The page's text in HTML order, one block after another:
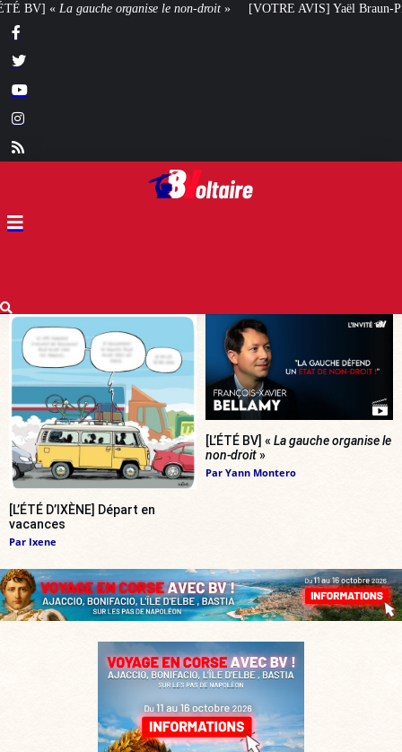
droit» [VOTRE AVIS] Yaël Braun-Pivet doit-elle renoncer à son projet
[L’ÉTÉ D’IXÈNE] Départ en
vacances
Par Ixene
[L’ÉTÉ BV] « La gauche organise le
non-droit»
Par Yann Montero